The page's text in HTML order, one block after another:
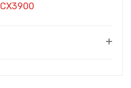
CX3900